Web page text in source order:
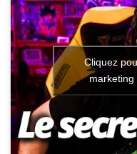
Cliquez
marketing